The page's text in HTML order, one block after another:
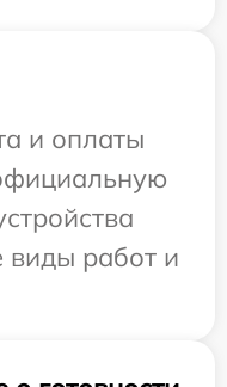
и оплаты
виды работ и